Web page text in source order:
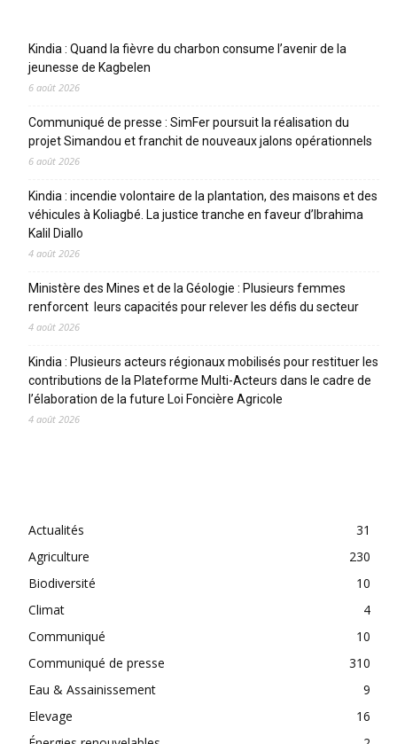
Kindia : Quand la fièvre du charbon consume l’avenir de la
jeunesse de Kagbelen
6 août 2026
Communiqué de presse : SimFer poursuit la réalisation du
projet Simandou et franchit de nouveaux jalons opérationnels
6 août 2026
Kindia : incendie volontaire de la plantation, des maisons et des
véhicules à Koliagbé. La justice tranche en faveur d’Ibrahima
Kalil Diallo
4 août 2026
Ministère des Mines et de la Géologie : Plusieurs femmes
renforcent leurs capacités pour relever les défis du secteur
4 août 2026
Kindia : Plusieurs acteurs régionaux mobilisés pour restituer les
contributions de la Plateforme Multi-Acteurs dans le cadre de
l’élaboration de la future Loi Foncière Agricole
4 août 2026
Actualités
31
Agriculture
230
Biodiversité
10
Climat
4
Communiqué
10
Communiqué de presse
310
Eau & Assainissement
9
Elevage
16